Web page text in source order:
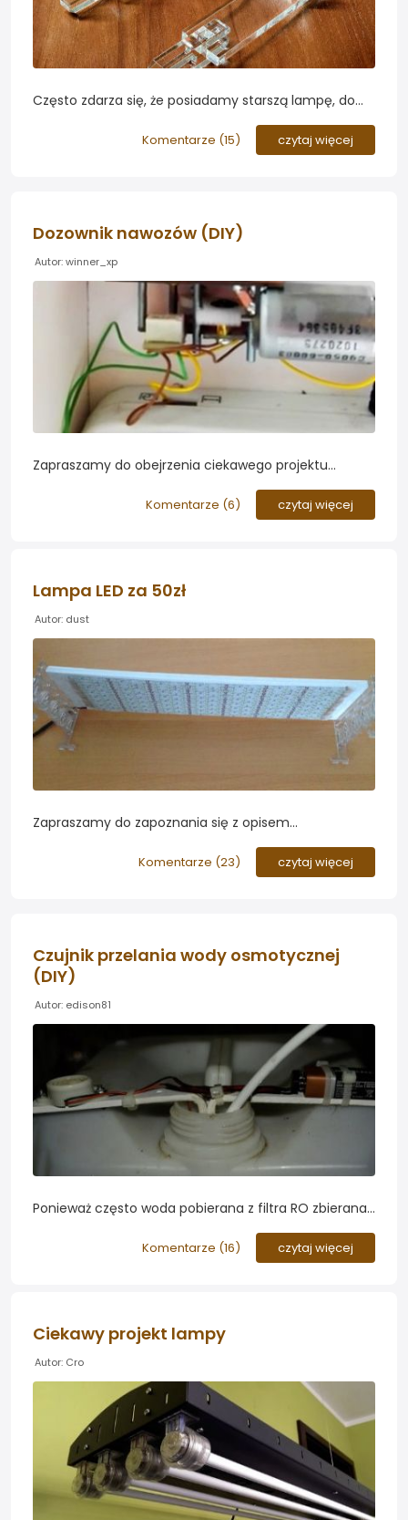
Często zdarza się, że posiadamy starszą lampę, do
takim przypadku możemy spróbować wykonać je
sami z akrylu tak jak zrobił to forumowicz Astar...
Komentarze (15) czytaj więcej
Dozownik nawozów (DIY)
Autor: winner_xp
Zapraszamy do obejrzenia ciekawego projektu
akwariowych typu "zrób to sam"...
Komentarze (6) czytaj więcej
Lampa LED za 50zł
Autor: dust
Zapraszamy do zapoznania się z opisem
Koszt całego projektu to zaledwie 50zł...
Komentarze (23) czytaj więcej
Czujnik przelania wody osmotycznej
(DIY)
Autor: edison81
Ponieważ często woda pobierana z filtra RO zbierana
zrobić sobie małe urządzenie ostrzegające. W moim
przypadku timer nie zdał egzaminu. Koszt inwestycji
Komentarze (16) czytaj więcej
Ciekawy projekt lampy
Autor: Cro